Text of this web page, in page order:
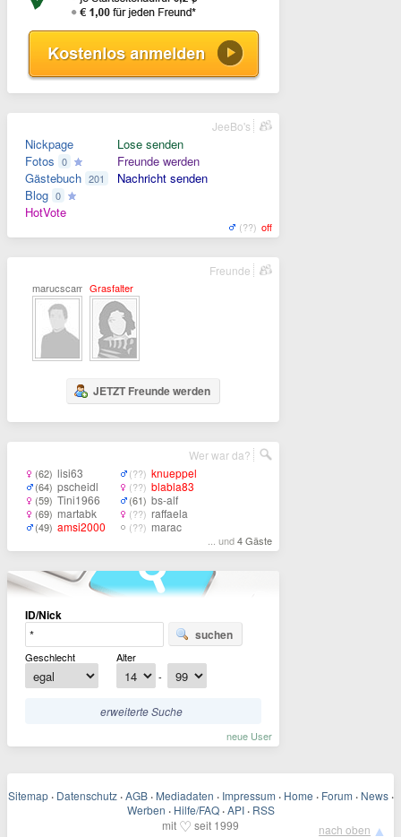
Nickpage
Fotos 0
Gästebuch 201
Blog 0
HotVote
Lose senden
Freunde werden
Nachricht senden
(??) off
JeeBo's
marucscam2001Grasfalter
JETZT Freunde werden
Freunde
(62) lisi63
(64) pscheidl
(59) Tini1966
(69) martabk
(49) amsi2000
(??) knueppel
(??) blabla83
(61) bs-alf
(??) raffaela
(??) marac
... und4 Gäste
Wer war da?
ID/Nick
suchen
Geschlecht
Alter
-
erweiterte Suche
neue User
Sitemap · Datenschutz · AGB · Mediadaten · Impressum · Home · Forum · News ·
Werben · Hilfe/FAQ · API · RSS
mit ♡ seit 1999 nach oben ▲